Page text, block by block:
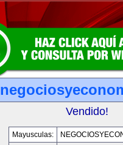
Vendido!
Mayusculas: